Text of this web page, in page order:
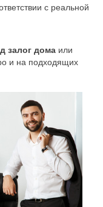
с реальной
залог дома или
и на подходящих